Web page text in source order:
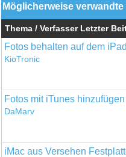
Möglicherweise
Thema / Verfasser Letzter
Fotos behalten auf dem
KioTronic
Fotos mit iTunes
DaMarv
iMac aus Versehen